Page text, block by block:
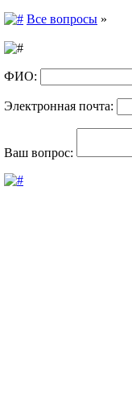
Все вопросы »
ФИО:
Электронная почта:
Ваш вопрос: